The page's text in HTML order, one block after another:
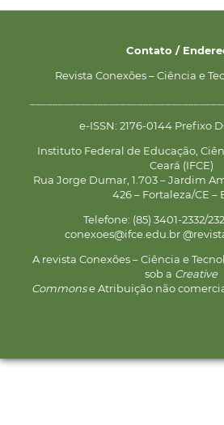
Contato /
Revista Conexões – Ciência e
e-ISSN: 2176-0144 Prefixo
Instituto Federal de Educação,
Ceará (IFCE)
Rua Jorge Dumar, 1.703 – Jardim
426 – Fortaleza/CE –
Telefone: (85) 3401-2332/
conexoes@ifce.edu.br
A revista Conexões – Ciência e
sob a Creative
Commonse Atribuição não